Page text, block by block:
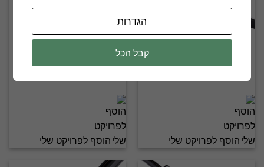
3090845 10W
הוסף לפרויקט שלי
MICRO 0.5CM
3090847 8W
הוסף לפרויקט שלי
הגדרות
קבל הכל